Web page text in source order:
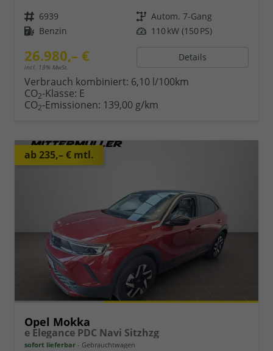
6939
Autom. 7-Gang
Benzin
110 kW (150 PS)
26.980,– €
incl. 19% MwSt.
Details
Verbrauch kombiniert: 6,10 l/100km
CO2-Klasse: E
CO2-Emissionen: 139,00 g/km
ab 235,– € mtl.
Opel Mokka
e Elegance PDC Navi Sitzhzg
sofort lieferbar Gebrauchtwagen